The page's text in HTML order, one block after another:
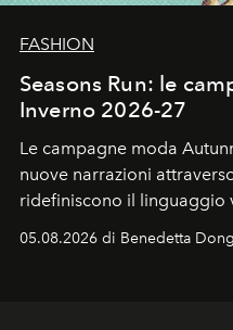
FASHION
Seasons Run: le
Inverno 2026-27
Le campagne moda
nuove narrazioni
ridefiniscono il linguaggio
contemporanea e
05.08.2026 di Benedetta